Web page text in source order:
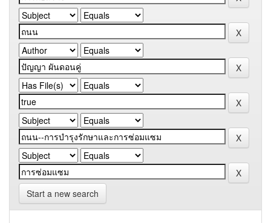
Start a new search